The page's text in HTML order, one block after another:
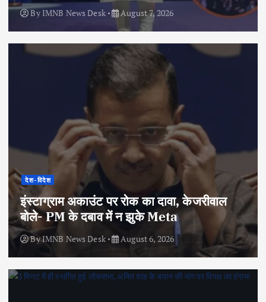
By IMNB News Desk August 7, 2026
देश-विदेश
इंस्टाग्राम अकाउंट पर रोक का दावा, केजरीवाल
बोले- PM के दबाव में न झुके Meta
ByIMNB News Desk August 6, 2026